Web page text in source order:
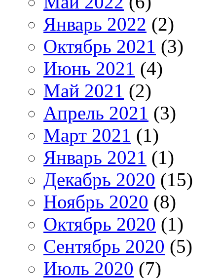
Январь 2022 (2)
Октябрь 2021 (3)
Июнь 2021 (4)
Май 2021 (2)
Апрель 2021 (3)
Март 2021 (1)
Январь 2021 (1)
Декабрь 2020 (15)
Ноябрь 2020 (8)
Октябрь 2020 (1)
Сентябрь 2020 (5)
Июль 2020 (7)